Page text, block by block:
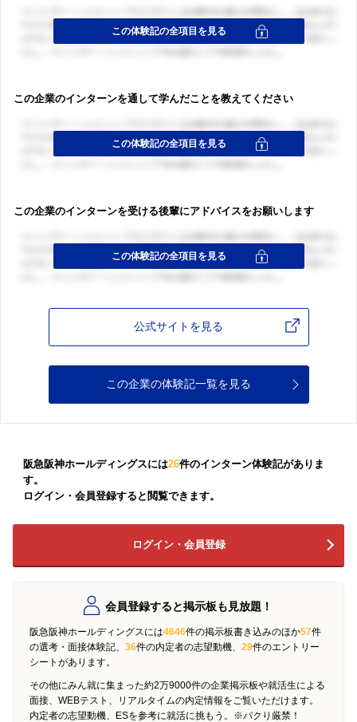
この企業のインターンを通して学んだことを教えてください
この企業のインターンを受ける後輩にアドバイスをお願いします
公式サイトを見る
この企業の体験記一覧を見る
阪急阪神ホールディングスには26件のインターン体験記がありま
す。
ログイン・会員登録すると閲覧できます。
ログイン・会員登録
会員登録すると掲示板も見放題！
阪急阪神ホールディングスには4646件の掲示板書き込みのほか57件
の選考・面接体験記、 36件の内定者の志望動機、 29件のエントリー
シートがあります。
その他にみん就に集まった約2万9000件の企業掲示板や就活生による
面接、WEBテスト、リアルタイムの内定情報をご覧いただけます。
内定者の志望動機、ESを参考に就活に挑もう。※パクり厳禁！